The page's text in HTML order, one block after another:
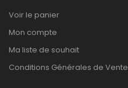
Voir le panier
Mon compte
Ma liste de souhait
Conditions Générales de Vente